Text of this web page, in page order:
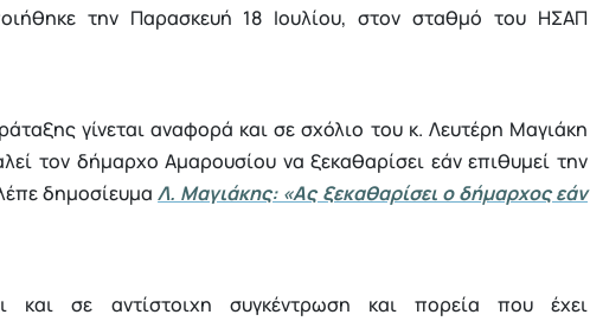
την Παρασκευή 18 Ιουλίου, στον σταθμό του ΗΣΑΠ
γίνεται αναφορά και σε σχόλιο του κ. Λευτέρη Μαγιάκη
τον δήμαρχο Αμαρουσίου να ξεκαθαρίσει εάν επιθυμεί την
δημοσίευμαΛ. Μαγιάκης: «Ας ξεκαθαρίσει ο δήμαρχος εάν
και σε αντίστοιχη συγκέντρωση και πορεία που έχει